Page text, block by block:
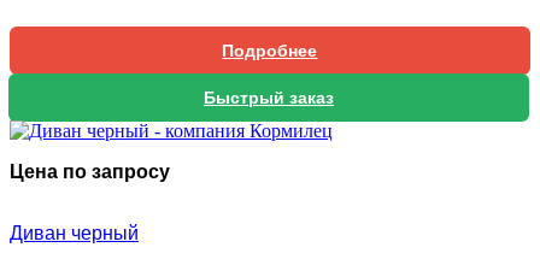
Подробнее
Быстрый заказ
Цена по запросу
Диван черный